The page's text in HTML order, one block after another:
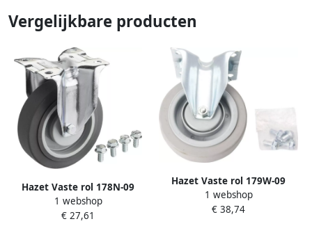
Vergelijkbare producten
Hazet Vaste rol 178N-09
1 webshop
€ 27,61
Hazet Vaste rol 179W-09
1 webshop
€ 38,74